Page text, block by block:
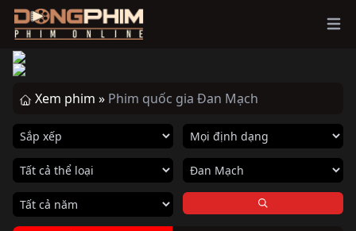
Xem phim » Phim quốc gia Đan Mạch